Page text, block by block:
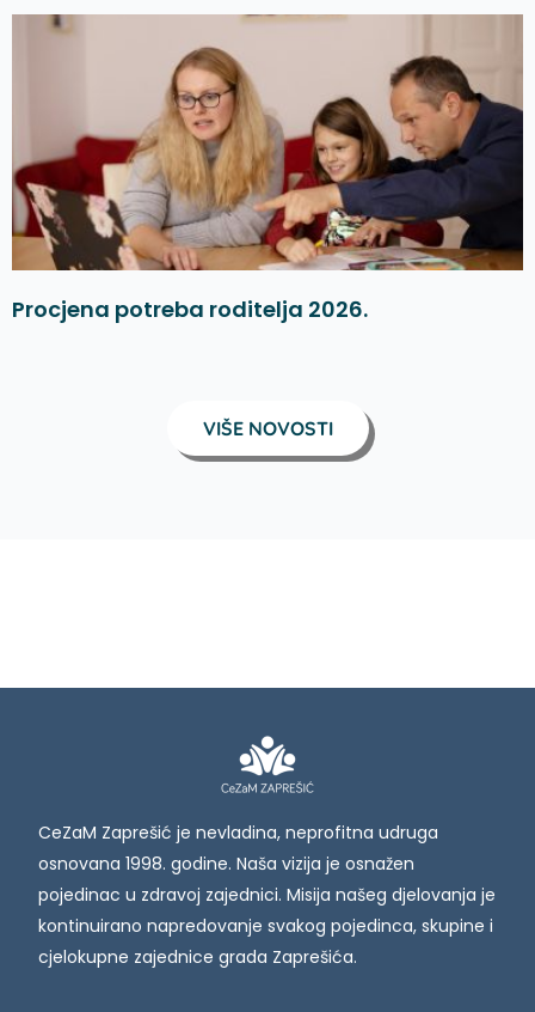
Procjena potreba roditelja 2026.
VIŠE NOVOSTI
CeZaM Zaprešić je nevladina, neprofitna udruga
osnovana 1998. godine. Naša vizija je osnažen
pojedinac u zdravoj zajednici. Misija našeg djelovanja je
kontinuirano napredovanje svakog pojedinca, skupine i
cjelokupne zajednice grada Zaprešića.